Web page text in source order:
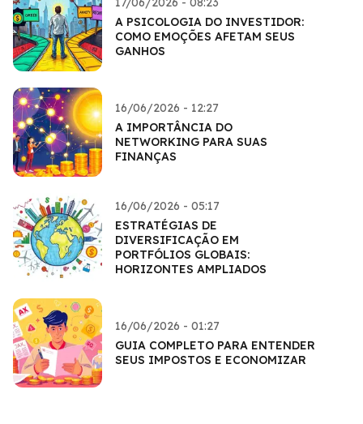
A PSICOLOGIA DO INVESTIDOR:
COMO EMOÇÕES AFETAM SEUS
GANHOS
16/06/2026 - 12:27
A IMPORTÂNCIA DO
NETWORKING PARA SUAS
FINANÇAS
16/06/2026 - 05:17
ESTRATÉGIAS DE
DIVERSIFICAÇÃO EM
PORTFÓLIOS GLOBAIS:
HORIZONTES AMPLIADOS
16/06/2026 - 01:27
GUIA COMPLETO PARA ENTENDER
SEUS IMPOSTOS E ECONOMIZAR